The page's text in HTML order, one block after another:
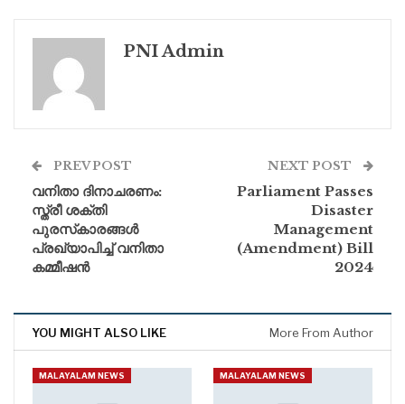
PNI Admin
PREV POST
വനിതാ ദിനാചരണം:
സ്ത്രീ ശക്തി
പുരസ്‌കാരങ്ങള്‍
പ്രഖ്യാപിച്ച് വനിതാ
കമ്മീഷന്‍
NEXT POST
Parliament Passes
Disaster
Management
(Amendment) Bill
2024
YOU MIGHT ALSO LIKE More From Author
MALAYALAM NEWS MALAYALAM NEWS